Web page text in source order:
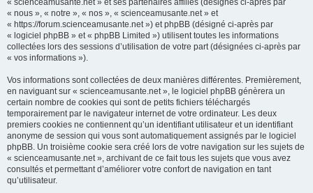
« nous », « notre », « nos », « scienceamusante.net » et
« https://forum.scienceamusante.net ») et phpBB (désigné ci-après par
« logiciel phpBB » et « phpBB Limited ») utilisent toutes les informations
collectées lors des sessions d’utilisation de votre part (désignées ci-après par
« vos informations »).
Vos informations sont collectées de deux manières différentes. Premièrement,
en naviguant sur « scienceamusante.net », le logiciel phpBB génèrera un
certain nombre de cookies qui sont de petits fichiers téléchargés
temporairement par le navigateur internet de votre ordinateur. Les deux
premiers cookies ne contiennent qu’un identifiant utilisateur et un identifiant
anonyme de session qui vous sont automatiquement assignés par le logiciel
phpBB. Un troisième cookie sera créé lors de votre navigation sur les sujets de
« scienceamusante.net », archivant de ce fait tous les sujets que vous avez
consultés et permettant d’améliorer votre confort de navigation en tant
qu’utilisateur.